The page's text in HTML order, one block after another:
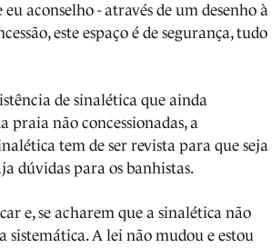
aconselho - através de um desenho à
este espaço é de segurança, tudo
de sinalética que ainda
praia não concessionadas, a
tem de ser revista para que seja
dúvidas para os banhistas.
e, se acharem que a sinalética não
sistemática. A lei não mudou e estou